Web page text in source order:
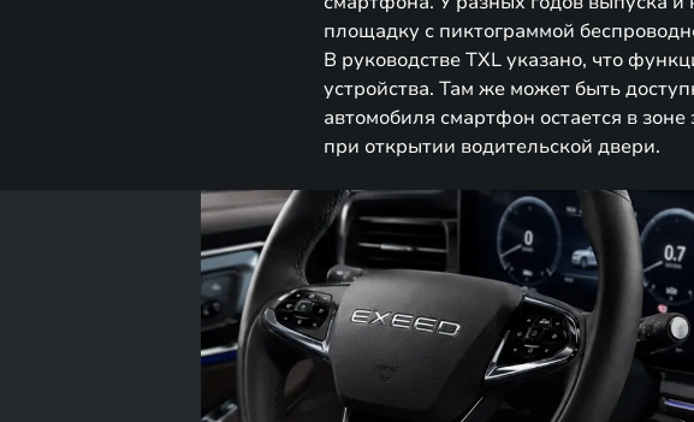
площадку с пиктограммой
В руководстве TXL указано, что
устройства. Там же может быть
автомобиля смартфон остается в
при открытии водительской двери.